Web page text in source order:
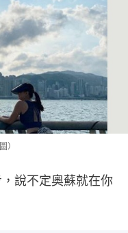
）
說不定奧蘇就在你